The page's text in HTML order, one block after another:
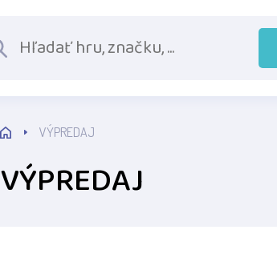
VÝPREDAJ
VÝPREDAJ